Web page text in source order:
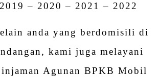
– 2020 – 2021 – 2022
anda yang berdomisili di
kami juga melayani
Agunan BPKB Mobil